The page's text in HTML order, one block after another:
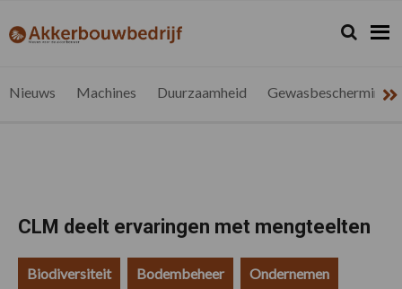
de
de
de
de
akkerbouwbedrijf.be
Nieuws
Zoeken...
Zoek
Nieuws Machines Duurzaamheid Gewasbescherming
CLM deelt ervaringen met mengteelten
Biodiversiteit Bodembeheer Ondernemen